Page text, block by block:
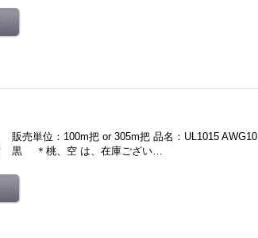
売単位：100m把 or 305m把 品名：UL1015 AWG10
桃、空 は、在庫ござい…